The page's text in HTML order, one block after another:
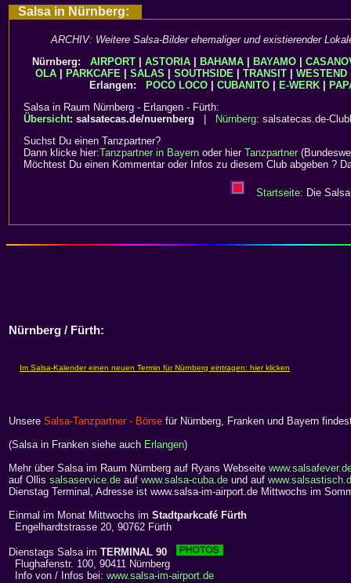
Salsa in Nürnberg:
ARCHIV: Weitere Salsa-Bilder ehemaliger und existierender
Nürnberg: AIRPORT| ASTORIA| BAHAMA| BAYAMO|
OLA| PARKCAFE| SALAS SOUTHSIDE| TRANSIT| WESTEND
Erlangen:
POCO LOCO CUBANITO E-WERK
Salsa in Raum Nürnberg - Erlangen - Fürth:
Übersicht: salsatecas.de/nuernberg Nürnberg: salsatecas.de-
Suchst Du einen Tanzpartner?
Dann klicke hier:Tanzpartner in Bayern oder hier Tanzpartner
Möchtest Du einen Kommentar oder Infos zu diesem Club abgeben ?
Startseite: Die
Nürnberg / Fürth:
Unsere Salsa-Tanzpartner - Börse für Nürnberg, Franken und Bayern
(Salsa in Franken siehe auch Erlangen)
Mehr über Salsa im Raum Nürnberg auf Ryans Webseite
auf Ollis salsaservice.de auf www.salsa-cuba.de und auf
Dienstag Terminal, Adresse ist www.salsa-im-airport.de Mittwochs im
Einmal im Monat Mittwochs im Stadtparkcafé Fürth
Engelhardtstrasse 20, 90762 Fürth
Dienstags Salsa im TERMINAL 90
Flughafenstr. 100, 90411 Nürnberg
Info von / Infos bei: www.salsa-im-airport.de